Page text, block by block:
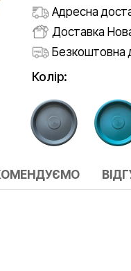
Адресна
Доставка
Безкоштовна
Колір: